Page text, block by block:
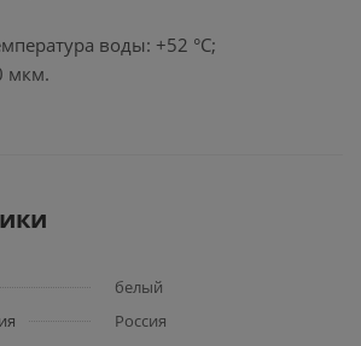
воды: +52 °С;
мкм.
белый
Россия